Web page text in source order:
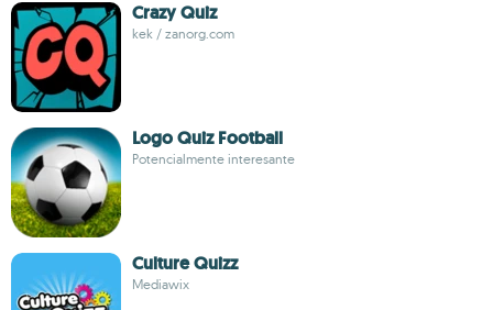
Crazy Quiz
kek / zanorg.com
Logo Quiz Football
Potencialmente interesante
Culture Quizz
Mediawix